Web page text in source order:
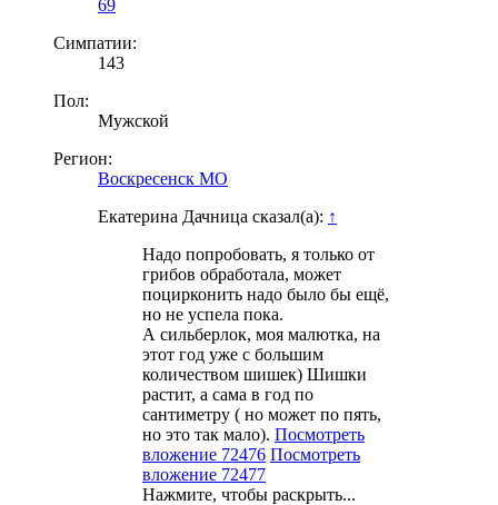
69
Симпатии:
143
Пол:
Мужской
Регион:
Воскресенск МО
Екатерина Дачница сказал(а): ↑
Надо попробовать, я только от
грибов обработала, может
поцирконить надо было бы ещё,
но не успела пока.
А сильберлок, моя малютка, на
этот год уже с большим
количеством шишек) Шишки
растит, а сама в год по
сантиметру ( но может по пять,
но это так мало). Посмотреть
вложение 72476 Посмотреть
вложение 72477
Нажмите, чтобы раскрыть...